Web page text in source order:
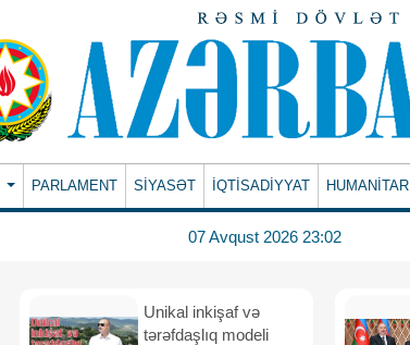
PARLAMENT SİYASƏT İQTİSADİYYAT HUMANITAR
07 Avqust 2026 23:02
Unikal inkişaf və
tərəfdaşlıq modeli